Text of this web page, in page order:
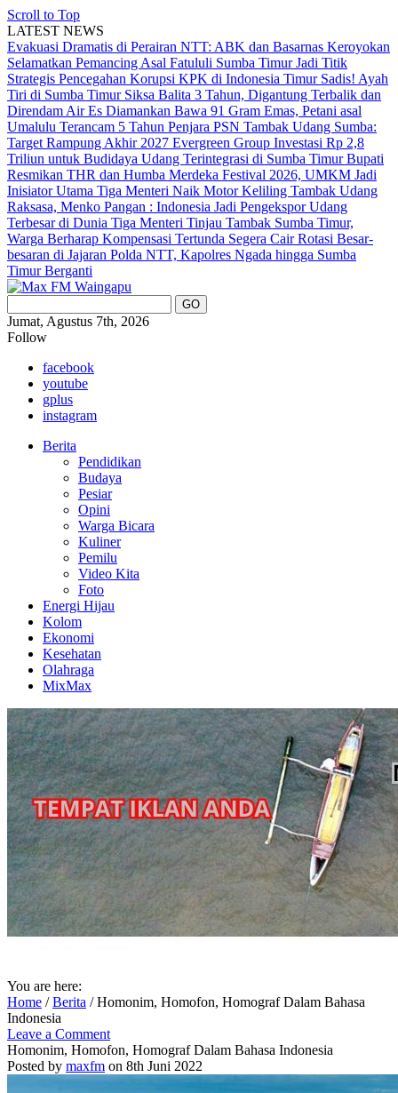
Scroll to Top
LATEST NEWS
Evakuasi Dramatis di Perairan NTT: ABK dan Basarnas Keroyokan
Selamatkan Pemancing Asal Fatululi Sumba Timur Jadi Titik
Strategis Pencegahan Korupsi KPK di Indonesia Timur Sadis! Ayah
Tiri di Sumba Timur Siksa Balita 3 Tahun, Digantung Terbalik dan
Direndam Air Es Diamankan Bawa 91 Gram Emas, Petani asal
Umalulu Terancam 5 Tahun Penjara PSN Tambak Udang Sumba:
Target Rampung Akhir 2027 Evergreen Group Investasi Rp 2,8
Triliun untuk Budidaya Udang Terintegrasi di Sumba TimurBupati
Resmikan THR dan Humba Merdeka Festival 2026, UMKM Jadi
Inisiator Utama Tiga Menteri Naik Motor Keliling Tambak Udang
Raksasa, Menko Pangan : Indonesia Jadi Pengekspor Udang
Terbesar di Dunia Tiga Menteri Tinjau Tambak Sumba Timur,
Warga Berharap Kompensasi Tertunda Segera CairRotasi Besar-
besaran di Jajaran Polda NTT, Kapolres Ngada hingga Sumba
Timur Berganti
Jumat, Agustus 7th, 2026
Follow
facebook
youtube
gplus
instagram
Berita
Pendidikan
Budaya
Pesiar
Opini
Warga Bicara
Kuliner
Pemilu
Video Kita
Foto
Energi Hijau
Kolom
Ekonomi
Kesehatan
Olahraga
MixMax
You are here:
Home /Berita /Homonim, Homofon, Homograf Dalam Bahasa
Indonesia
Leave a Comment
Homonim, Homofon, Homograf Dalam Bahasa Indonesia
Posted by maxfm on 8th Juni 2022